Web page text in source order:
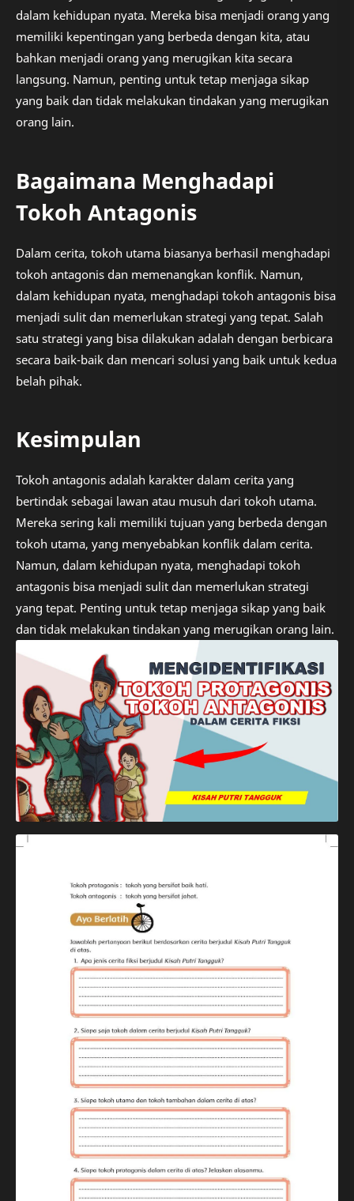
dalam kehidupan nyata. Mereka bisa menjadi orang yang
memiliki kepentingan yang berbeda dengan kita, atau
bahkan menjadi orang yang merugikan kita secara
langsung. Namun, penting untuk tetap menjaga sikap
yang baik dan tidak melakukan tindakan yang merugikan
orang lain.
Bagaimana Menghadapi
Tokoh Antagonis
Dalam cerita, tokoh utama biasanya berhasil menghadapi
tokoh antagonis dan memenangkan konflik. Namun,
dalam kehidupan nyata, menghadapi tokoh antagonis bisa
menjadi sulit dan memerlukan strategi yang tepat. Salah
satu strategi yang bisa dilakukan adalah dengan berbicara
secara baik-baik dan mencari solusi yang baik untuk kedua
belah pihak.
Kesimpulan
Tokoh antagonis adalah karakter dalam cerita yang
bertindak sebagai lawan atau musuh dari tokoh utama.
Mereka sering kali memiliki tujuan yang berbeda dengan
tokoh utama, yang menyebabkan konflik dalam cerita.
Namun, dalam kehidupan nyata, menghadapi tokoh
antagonis bisa menjadi sulit dan memerlukan strategi
yang tepat. Penting untuk tetap menjaga sikap yang baik
dan tidak melakukan tindakan yang merugikan orang lain.